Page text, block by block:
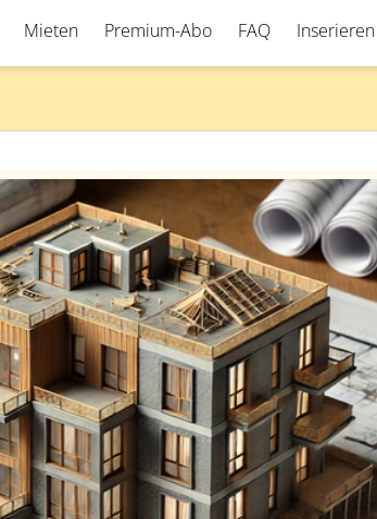
Mieten Premium-Abo FAQ Inserieren